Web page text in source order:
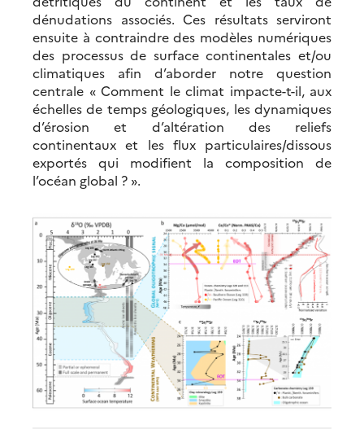
dénudations associés. Ces résultats serviront
ensuite à contraindre des modèles numériques
des processus de surface continentales et/ou
climatiques afin d’aborder notre question
centrale « Comment le climat impacte-t-il, aux
échelles de temps géologiques, les dynamiques
d’érosion et d’altération des reliefs
continentaux et les flux particulaires/dissous
exportés qui modifient la composition de
l’océan global ? ».